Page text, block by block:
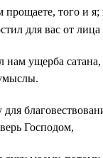
того и я;
для вас от
нам ущерба
Господом,